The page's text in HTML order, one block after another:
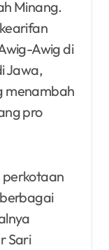
Minang.
Awig di
Jawa,
menambah
pro
perkotaan
Sari